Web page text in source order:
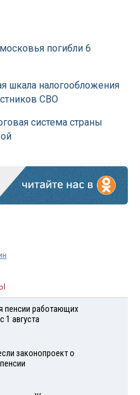
погибли 6
шкала налогообложения
СВО
система страны
пенсии работающих
1 августа
законопроект о